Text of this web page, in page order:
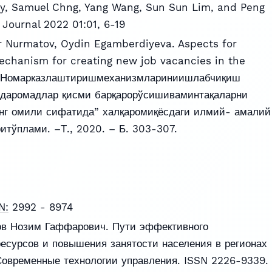
Samuel Chng, Yang Wang, Sun Sun Lim, and Peng
2022 01:01, 6-19
Oydin Egamberdiyeva. Aspects for
for creating new job vacancies in the
қисми барқарорўсишиваминтақаларни
омили сифатида” халқаромиқёсдаги илмий- амалий
–Т., 2020. – Б. 303-307.
2992 - 8974
Нозим Гаффарович. Пути эффективного
и повышения занятости населения в регионах
технологии управления. ISSN 2226-9339.